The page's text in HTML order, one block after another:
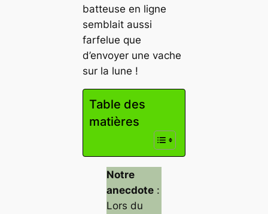
batteuse en ligne
semblait aussi
farfelue que
d’envoyer une vache
sur la lune !
Table des
matières
Notre
anecdote:
Lors du